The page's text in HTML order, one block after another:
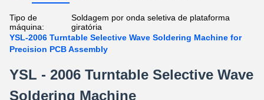
Tipo de
máquina:
Soldagem por onda seletiva de plataforma
giratória
YSL-2006 Turntable Selective Wave Soldering Machine for
Precision PCB Assembly
YSL - 2006 Turntable Selective Wave
Soldering Machine